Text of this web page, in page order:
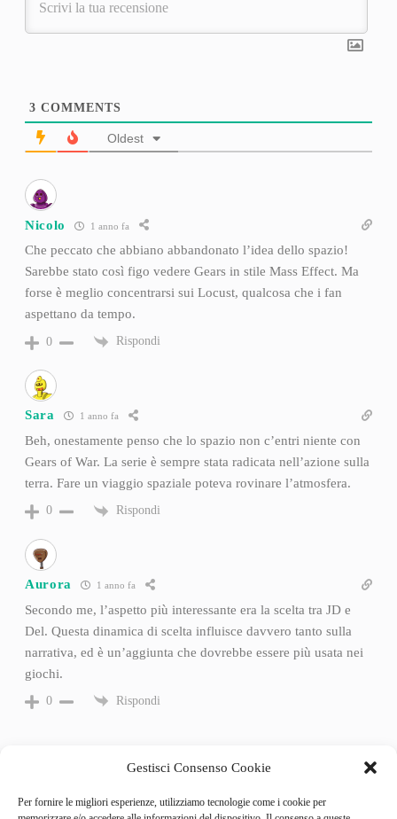
Gestisci Consenso Cookie
Per fornire le migliori esperienze, utilizziamo tecnologie come i cookie per
3 COMMENTS
Oldest
Nicolo 1 anno fa
Che peccato che abbiano abbandonato l’idea dello spazio!
Sarebbe stato così figo vedere Gears in stile Mass Effect. Ma
forse è meglio concentrarsi sui Locust, qualcosa che i fan
aspettano da tempo.
0 Rispondi
Sara 1 anno fa
Beh, onestamente penso che lo spazio non c’entri niente con
Gears of War. La serie è sempre stata radicata nell’azione sulla
terra. Fare un viaggio spaziale poteva rovinare l’atmosfera.
0 Rispondi
Aurora 1 anno fa
Secondo me, l’aspetto più interessante era la scelta tra JD e
Del. Questa dinamica di scelta influisce davvero tanto sulla
narrativa, ed è un’aggiunta che dovrebbe essere più usata nei
giochi.
0 Rispondi